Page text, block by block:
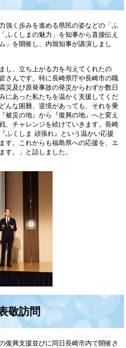
強く歩みを進める県民の姿などの「ふ
ふくしまの魅力」を知事から直接伝え
」を開催し、内堀知事が講演しまし
し、立ち上がる力を与えてくれたの
さんです。特に長崎県庁や長崎市の職
災及び原発事故の発災からわずか数日
にあった私たちを温かく支援してくだ
んな困難、逆境があっても、それを乗
被災の地』から『復興の地』へと変え
、チャレンジを続けていきます。長崎
ふくしま 頑張れ』という温かい応援
す。これからも福島県への応援を、エ
す。」と話しました。
敬訪問
復興支援並びに同日長崎市内で開催さ